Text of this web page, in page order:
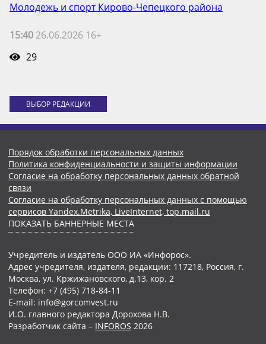
Молодежь и спорт Кирово-Чепецкого района
15:40 26.06.2026 16+
29
ВЫБОР РЕДАКЦИИ
Порядок обработки персональных данных
Политика конфиденциальности и защиты информации
Согласие на обработку персональных данных обратной
связи
Согласие на обработку персональных данных с помощью
сервисов Yandex.Metrika, LiveInternet, top.mail.ru
ПОКАЗАТЬ БАННЕРНЫЕ МЕСТА
Учредитель и издатель ООО ИА «Инфорос».
Адрес учредителя, издателя, редакции: 117218, Россия, г.
Москва, ул. Кржижановского, д.13, кор. 2
Телефон: +7 (495) 718-84-11
E-mail: info@gorcomvest.ru
И.О. главного редактора Дорохова Н.В.
Разработчик сайта – INFOROS 2026